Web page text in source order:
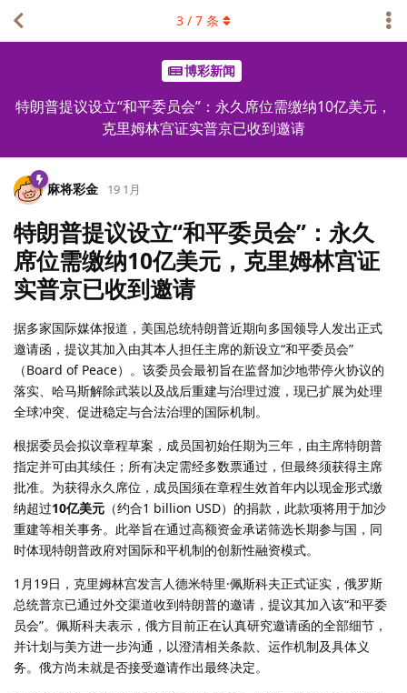
博彩新闻
特朗普提议设立“和平委员会”：永久席位需缴纳10亿美元，
克里姆林宫证实普京已收到邀请
3 / 7 条
麻将彩金 19 1月
特朗普提议设立“和平委员会”：永久
席位需缴纳10亿美元，克里姆林宫证
实普京已收到邀请
据多家国际媒体报道，美国总统特朗普近期向多国领导人发出正式
邀请函，提议其加入由其本人担任主席的新设立“和平委员会”
（Board of Peace）。该委员会最初旨在监督加沙地带停火协议的
落实、哈马斯解除武装以及战后重建与治理过渡，现已扩展为处理
全球冲突、促进稳定与合法治理的国际机制。
根据委员会拟议章程草案，成员国初始任期为三年，由主席特朗普
指定并可由其续任；所有决定需经多数票通过，但最终须获得主席
批准。为获得永久席位，成员国须在章程生效首年内以现金形式缴
纳超过10亿美元 （约合1 billion USD）的捐款，此款项将用于加沙
重建等相关事务。此举旨在通过高额资金承诺筛选长期参与国，同
时体现特朗普政府对国际和平机制的创新性融资模式。
1月19日，克里姆林宫发言人德米特里·佩斯科夫正式证实，俄罗斯
总统普京已通过外交渠道收到特朗普的邀请，提议其加入该“和平委
员会”。佩斯科夫表示，俄方目前正在认真研究邀请函的全部细节，
并计划与美方进一步沟通，以澄清相关条款、运作机制及具体义
务。俄方尚未就是否接受邀请作出最终决定。